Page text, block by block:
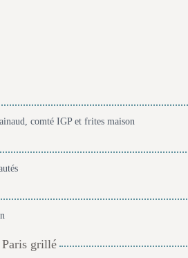
comté IGP et frites maison
Paris grillé